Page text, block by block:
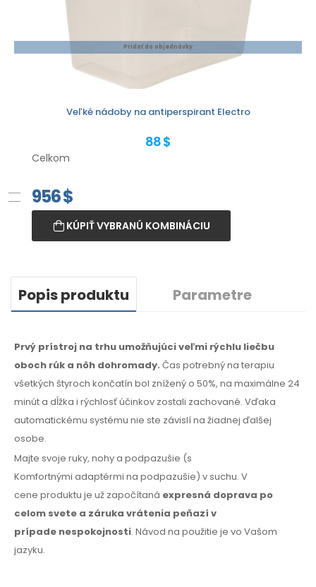
Pridať do objednávky
Veľké nádoby na antiperspirant Electro
88 $
Celkom
956$
KÚPIŤ VYBRANÚ KOMBINÁCIU
Popis produktu Parametre
Prvý prístroj na trhu umožňujúci veľmi rýchlu liečbu
oboch rúk a nôh dohromady. Čas potrebný na terapiu
všetkých štyroch končatín bol zníženýo 50%, na maximálne 24
minúta dĺžka i rýchlosťúčinkov zostali zachované. Vďaka
automatickému systému nie ste závislína žiadnej ďalšej
osobe.
Majte svoje ruky, nohya podpazušie (s
Komfortnými adaptérmi na podpazušie) v suchu. V
cene produktu je už započítaná expresná doprava po
celom svete a záruka vrátenia peňazí v
prípade nespokojnosti. Návod na použitie je vo Vašom
jazyku.